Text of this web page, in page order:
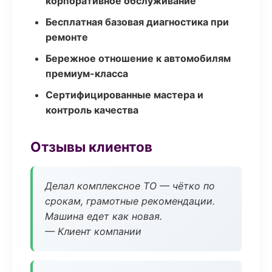
Бесплатная базовая диагностика при
ремонте
Бережное отношение к автомобилям
премиум-класса
Сертифицированные мастера и
контроль качества
Отзывы клиентов
Делал комплексное ТО — чётко по
срокам, грамотные рекомендации.
Машина едет как новая.
— Клиент компании